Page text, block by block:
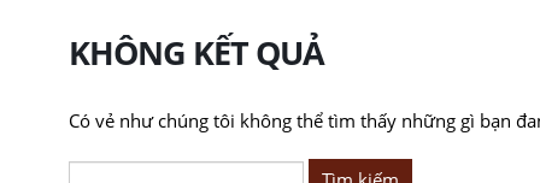
KHÔNG KẾT QUẢ
Có vẻ như chúng tôi không thể tìm thấy những gì bạn